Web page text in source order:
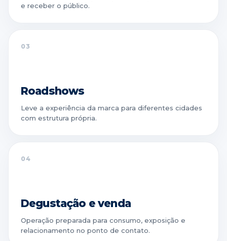
e receber o público.
03
Roadshows
Leve a experiência da marca para diferentes cidades
com estrutura própria.
04
Degustação e venda
Operação preparada para consumo, exposição e
relacionamento no ponto de contato.